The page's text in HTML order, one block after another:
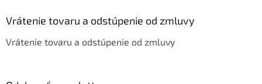
ý
i
Vrátenie tovaru a odstúpenie od zmluvy
Vrátenie tovaru a odstúpenie od zmluvy